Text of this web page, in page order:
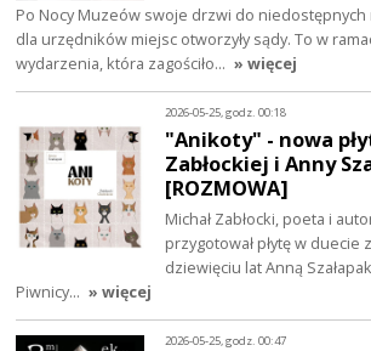
Po Nocy Muzeów swoje drzwi do
dla urzędników miejsc otworzyły sądy. To w
wydarzenia, która zagościło… » więcej
2026-05-25, godz. 00:18
"Anikoty" - nowa
Zabłockiej i Anny
[ROZMOWA]
Michał Zabłocki, poeta i
przygotował płytę w duecie
dziewięciu lat Anną
Piwnicy… » więcej
2026-05-25, godz. 00:47